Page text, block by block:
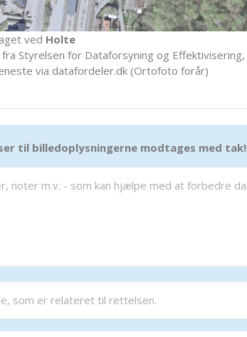
ved Holte
Styrelsen for Dataforsyning og Effektivisering,
via datafordeler.dk (Ortofoto forår)
til billedoplysningerne modtages med tak!